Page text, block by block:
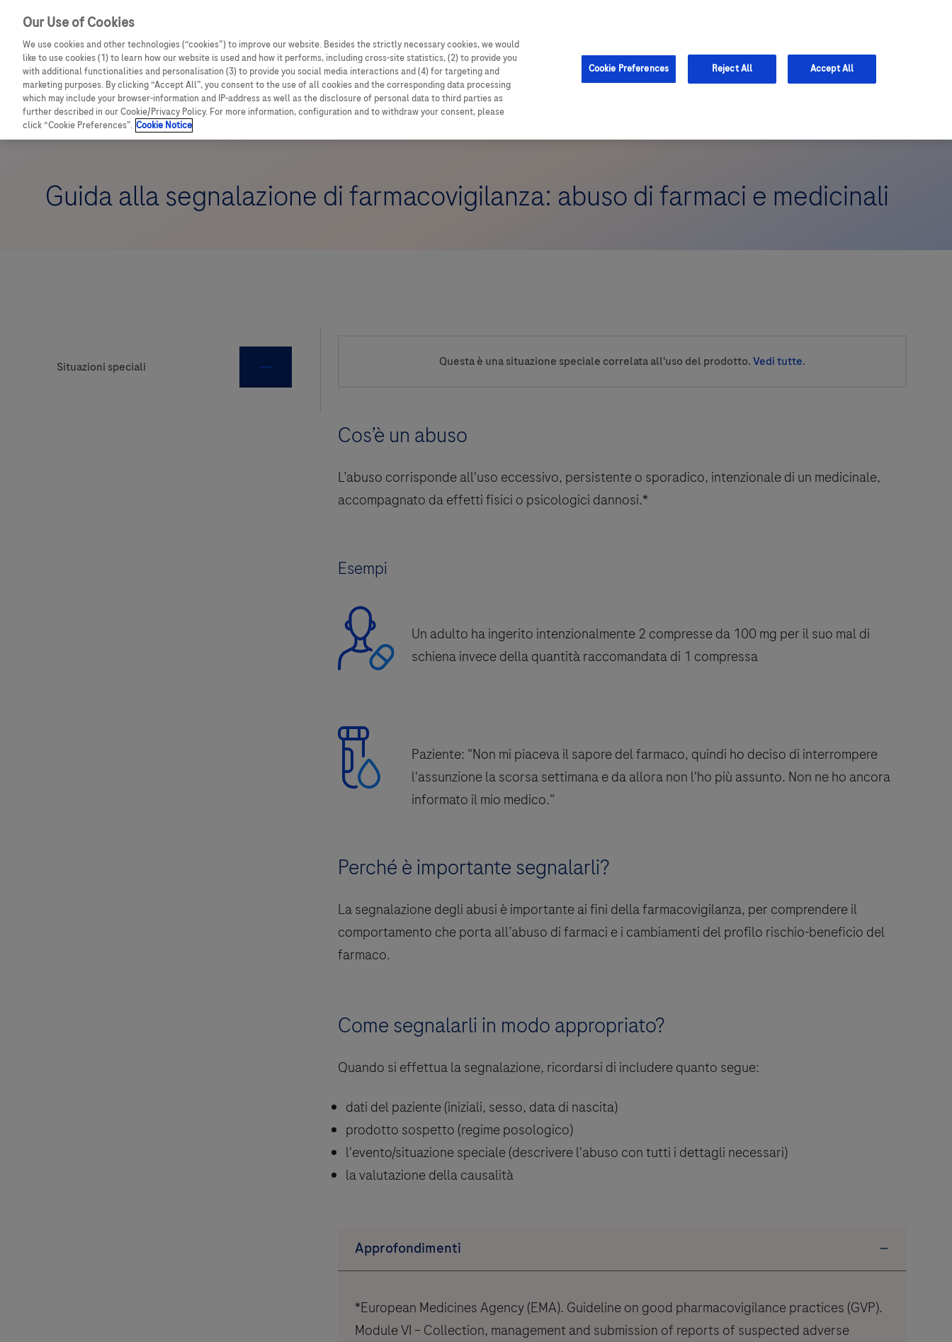
Guida alla segnalazione di farmacovigilanza: abuso di farmaci e medicinali
Questa è una situazione speciale correlata all'uso del prodotto.Vedi tutte.
Cos’è un abuso
L’abuso corrisponde all'uso eccessivo, persistente o sporadico, intenzionale di un medicinale,
accompagnato da effetti fisici o psicologici dannosi.*
Esempi
Un adulto ha ingerito intenzionalmente 2 compresse da 100 mg per il suo mal di
schiena invece della quantità raccomandata di 1 compressa
Paziente: "Non mi piaceva il sapore del farmaco, quindi ho deciso di interrompere
l'assunzione la scorsa settimana e da allora non l'ho più assunto. Non ne ho ancora
informato il mio medico."
Perché è importante segnalarli?
La segnalazione degli abusi è importante ai fini della farmacovigilanza, per comprendere il
comportamento che porta all’abuso di farmaci e i cambiamenti del profilo rischio-beneficio del
farmaco.
Come segnalarli in modo appropriato?
Quando si effettua la segnalazione, ricordarsi di includere quanto segue:
dati del paziente (iniziali, sesso, data di nascita)
prodotto sospetto (regime posologico)
l'evento/situazione speciale (descrivere l'abuso con tutti i dettagli necessari)
la valutazione della causalità
*European Medicines Agency (EMA). Guideline on good pharmacovigilance practices (GVP).
Module VI – Collection, management and submission of reports of suspected adverse
Our Use of Cookies
We use cookies and other technologies (“cookies”) to improve our website. Besides the strictly necessary cookies, we would
like to use cookies (1) to learn how our website is used and how it performs, including cross-site statistics, (2) to provide you
with additional functionalities and personalisation (3) to provide you social media interactions and (4) for targeting and
marketing purposes. By clicking “Accept All”, you consent to the use of all cookies and the corresponding data processing
which may include your browser-information and IP-address as well as the disclosure of personal data to third parties as
further described in our Cookie/Privacy Policy. For more information, configuration and to withdraw your consent, please
click “Cookie Preferences”. Cookie Notice
Cookie Preferences Reject All Accept All